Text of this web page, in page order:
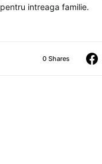
pentru intreaga familie.
0 Shares